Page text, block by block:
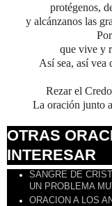
protégenos,
y alcánzanos las
que vive y
Así sea, así vea
Rezar el
La oración junto
OTRAS
INTERESAR
SANGRE DE
UN PROBLEMA
ORACION A LOS